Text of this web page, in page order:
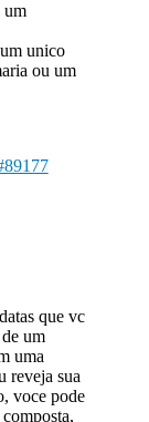
um
unico
ou um
que vc
um
uma
reveja sua
voce pode